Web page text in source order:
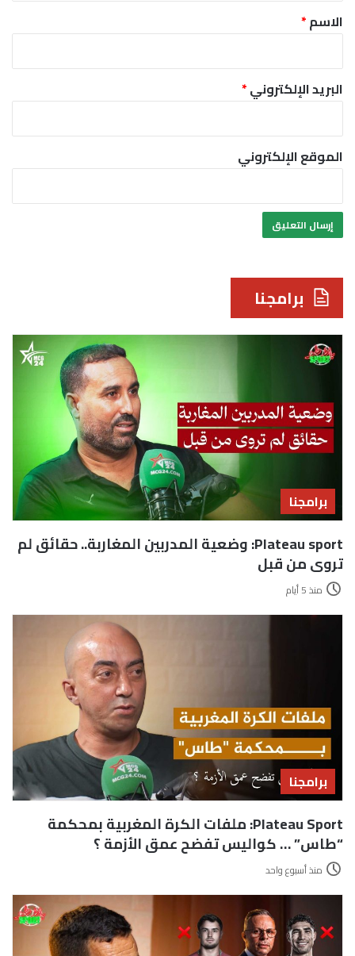
*
الاسم*
البريد الإلكتروني*
الموقع الإلكتروني
برامجنا
برامجنا
Plateau sport: وضعية المدربين المغاربة.. حقائق لم
تروى من قبل
منذ 5 أيام
برامجنا
Plateau Sport: ملفات الكرة المغربية بمحكمة
“طاس” … كواليس تفضح عمق الأزمة ؟
منذ أسبوع واحد